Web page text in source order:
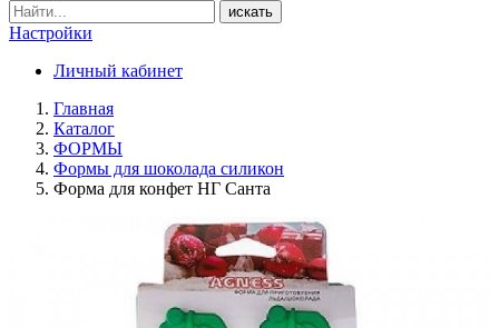
искать
Настройки
Личный кабинет
Главная
Каталог
ФОРМЫ
Формы для шоколада силикон
Форма для конфет НГ Санта